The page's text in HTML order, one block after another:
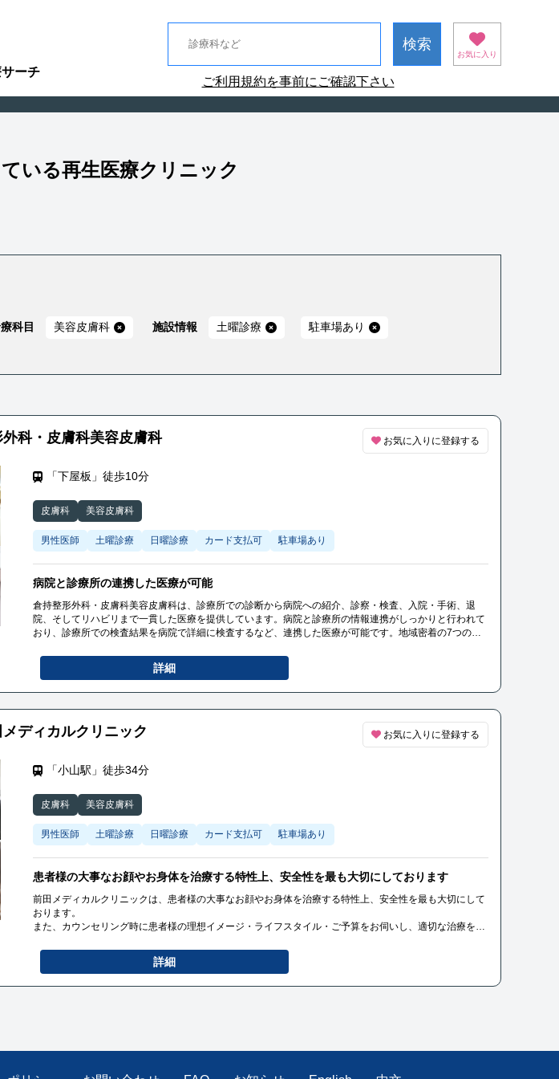
ーチ
お気に入り
ご利用規約を事前にご確認下さい
いる再生医療クリニック
科目 美容皮膚科 施設情報 土曜診療 駐車場あり
科・皮膚科美容皮膚科 お気に入りに登録する
「下屋板」徒歩10分
皮膚科 美容皮膚科
男性医師 土曜診療 日曜診療 カード支払可 駐車場あり
病院と診療所の連携した医療が可能
倉持整形外科・皮膚科美容皮膚科は、診療所での診断から病院への紹介、診察・検査、入院・手術、退
院、そしてリハビリまで一貫した医療を提供しています。病院と診療所の情報連携がしっかりと行われて
おり、診療所での検査結果を病院で詳細に検査するなど、連携した医療が可能です。地域密着の7つの診
詳細
ディカルクリニック お気に入りに登録する
「小山駅」徒歩34分
皮膚科 美容皮膚科
男性医師 土曜診療 日曜診療 カード支払可 駐車場あり
患者様の大事なお顔やお身体を治療する特性上、安全性を最も大切にしております
前田メディカルクリニックは、患者様の大事なお顔やお身体を治療する特性上、安全性を最も大切にして
おります。
また、カウンセリング時に患者様の理想イメージ・ライフスタイル・ご予算をお伺いし、適切な治療をご
医学的見地から、患者様にふさわしい治療のみを提案いたしますので、不必要な治療の押し売りは決して
詳細